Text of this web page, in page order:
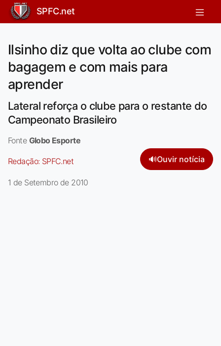
SPFC.net
Ilsinho diz que volta ao clube com
bagagem e com mais para
aprender
Lateral reforça o clube para o restante do
Campeonato Brasileiro
Fonte Globo Esporte
Redação: SPFC.net 🔊Ouvir notícia
1 de Setembro de 2010